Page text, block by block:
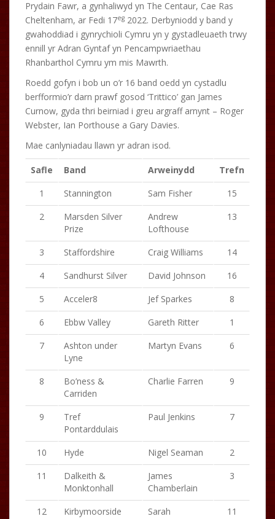
Prydain Fawr, a gynhaliwyd yn The Centaur, Cae Ras
Cheltenham, ar Fedi 17eg 2022. Derbyniodd y band y
gwahoddiad i gynrychioli Cymru yn y gystadleuaeth trwy
ennill yr Adran Gyntaf yn Pencampwriaethau
Rhanbarthol Cymru ym mis Mawrth.
Roedd gofyn i bob un o’r 16 band oedd yn cystadlu
berfformio’r darn prawf gosod ‘Trittico’ gan James
Curnow, gyda thri beirniad i greu argraff arnynt – Roger
Webster, Ian Porthouse a Gary Davies.
Mae canlyniadau llawn yr adran isod.
Safle Band Arweinydd
Trefn
1
Stannington Sam Fisher
15
2
Marsden Silver
Prize
Andrew
Lofthouse
13
3 Staffordshire Craig Williams
14
4
Sandhurst Silver David Johnson
16
5
Acceler8 Jef Sparkes
8
6
Ebbw Valley Gareth Ritter
1
7
Ashton under
Lyne
Martyn Evans 6
8
Bo’ness &
Carriden
Charlie Farren 9
9
Tref
Pontarddulais
Paul Jenkins 7
10 Hyde Nigel Seaman
2
11
Dalkeith &
Monktonhall
James
Chamberlain
3
12
Kirbymoorside
Sarah
11